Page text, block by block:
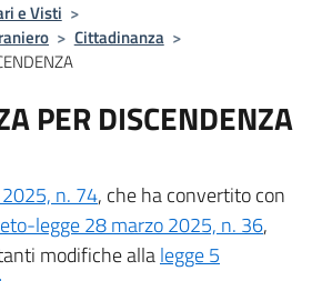
e Visti >
> Cittadinanza >
PER DISCENDENZA
n. 74, che ha convertito con
legge 28 marzo 2025, n. 36,
modifiche allalegge 5